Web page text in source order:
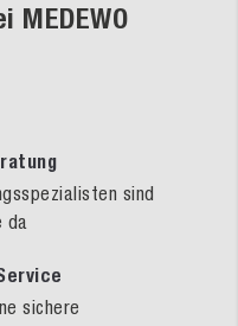
sind
da
sichere